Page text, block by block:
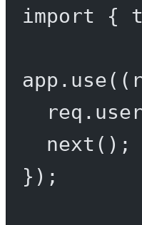
import {
app. use((
next ();
});